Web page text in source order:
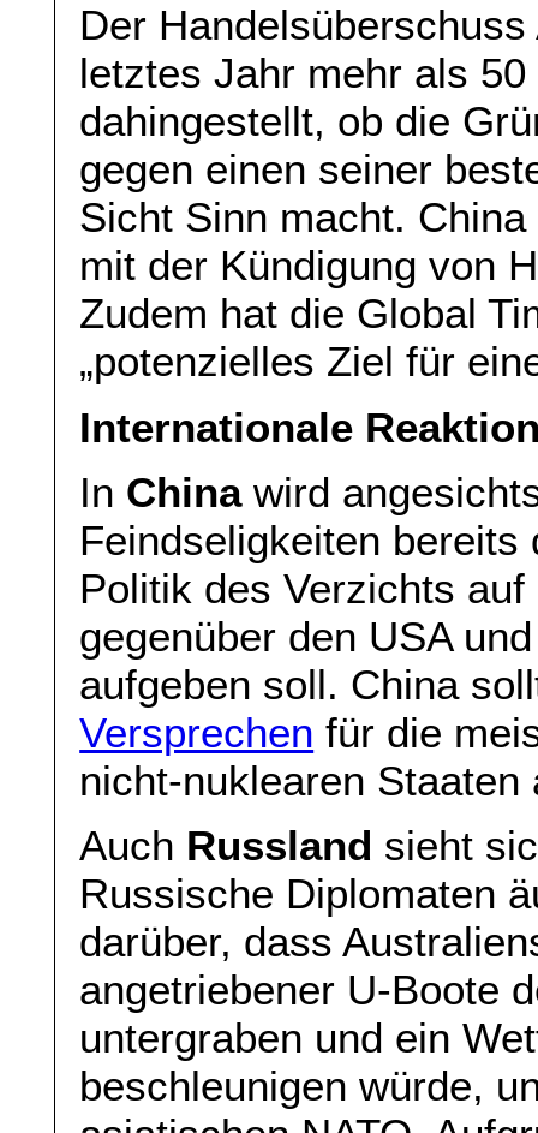
Der
letztes Jahr mehr als
dahingestellt, ob die
gegen einen seiner
Sicht Sinn macht.
mit der Kündigung von
Zudem hat die Global
„potenzielles Ziel für
Internationale
In Chinawird
Feindseligkeiten
Politik des Verzichts
gegenüber den USA
aufgeben soll. China
Versprechen für die
nicht-nuklearen Staaten
Auch Russland sieht
Russische Diplomaten
darüber, dass
angetriebener U-Boote
untergraben und ein
beschleunigen würde,